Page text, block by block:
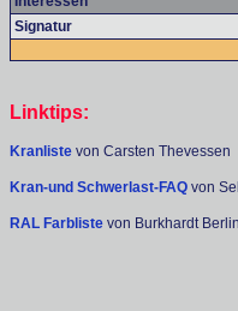
Signatur
Linktips:
Kranliste von Carsten Thevessen
Kran-und Schwerlast-FAQ von
RAL Farbliste von Burkhardt Berlin